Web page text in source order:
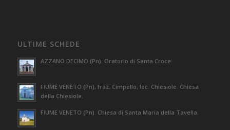
ULTIME SCHEDE
AZZANO DECIMO (Pn). Oratorio di Santa Croce.
FIUME VENETO (Pn), fraz. Cimpello, loc. Chiesiole. Chiesa
della Chiesiole.
FIUME VENETO (Pn). Chiesa di Santa Maria della Tavella.